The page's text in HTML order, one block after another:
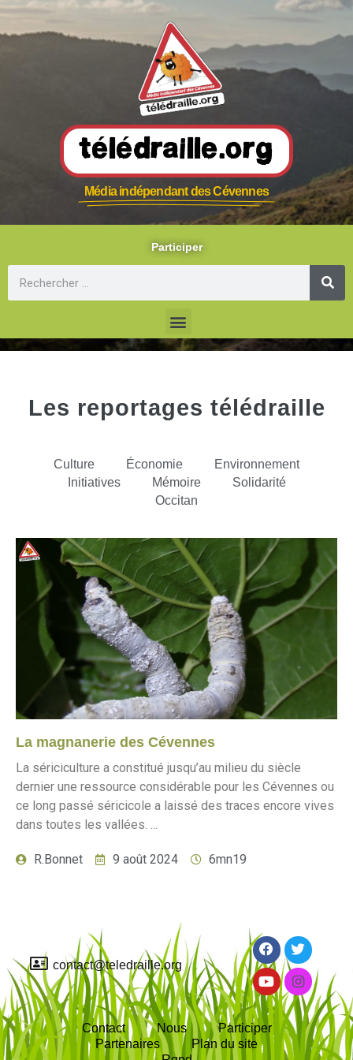
Télédraille.org
Média indépendant des Cévennes
Participer
Les reportages télédraille
Culture Économie
Environnement
Initiatives
Mémoire
Solidarité
Occitan
La magnanerie des Cévennes
La sériciculture a constitué jusqu’au milieu du siècle
dernier une ressource considérable pour les Cévennes ou
ce long passé séricicole a laissé des traces encore vives
dans toutes les vallées. ...
R.Bonnet 9 août 2024 6mn19
Contact Nous
Participer
Partenaires
Plan du site
contact@teledraille.org